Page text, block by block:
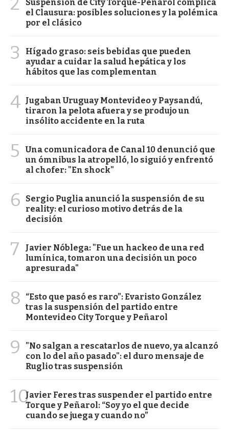
Suspensión de City Torque-Peñarol complica
el Clausura: posibles soluciones y la polémica
por el clásico
3
Hígado graso: seis bebidas que pueden
ayudar a cuidar la salud hepática y los
hábitos que las complementan
4 Jugaban Uruguay Montevideo y Paysandú,
tiraron la pelota afuera y se produjo un
insólito accidente en la ruta
5
Una comunicadora de Canal 10 denunció que
un ómnibus la atropelló, lo siguió y enfrentó
al chofer: "En shock"
6
Sergio Puglia anunció la suspensión de su
reality: el curioso motivo detrás de la
decisión
7
Javier Nóblega: "Fue un hackeo de una red
lumínica, tomaron una decisión un poco
apresurada"
8
“Esto que pasó es raro”: Evaristo González
tras la suspensión del partido entre
Montevideo City Torque y Peñarol
9
"No salgan a rescatarlos de nuevo, ya alcanzó
con lo del año pasado": el duro mensaje de
Ruglio tras suspensión
10Javier Feres tras suspender el partido entre
Torque y Peñarol: “Soy yo el que decide
cuando se juega y cuando no”